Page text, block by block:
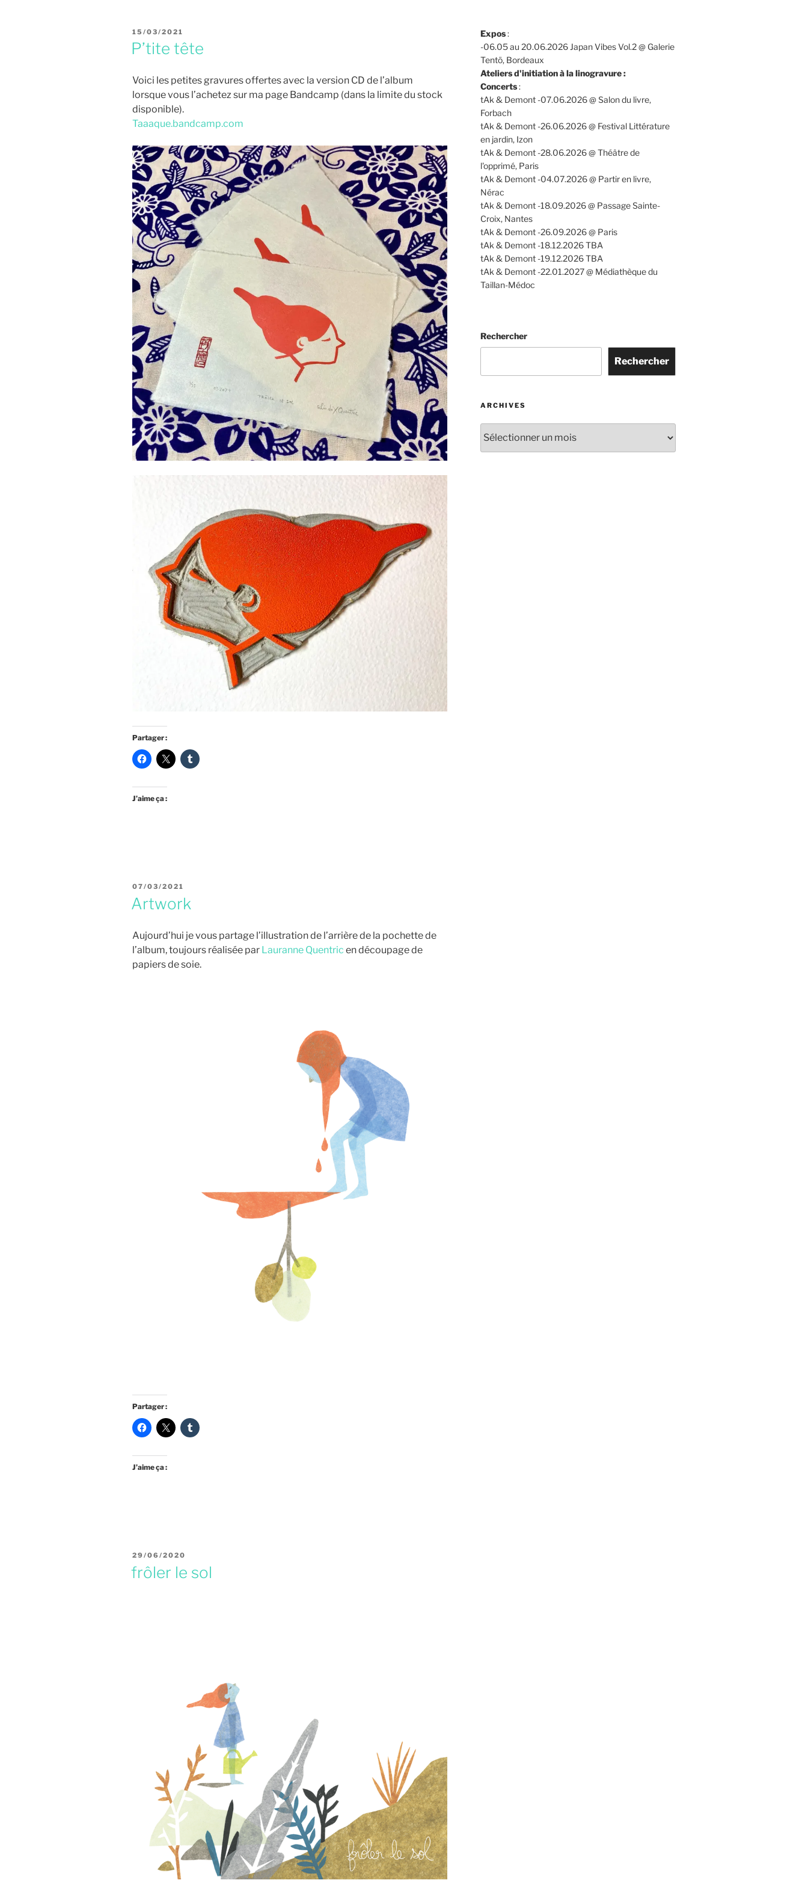
PUBLIÉ
LE
15/03/2021
P’tite tête
Voici les petites gravures offertes avec la version CD de l’album
lorsque vous l’achetez sur ma page Bandcamp (dans la limite du stock
disponible).
Taaaque.bandcamp.com
Partager :
J’aime ça :
PUBLIÉ
LE
07/03/2021
Artwork
Aujourd’hui je vous partage l’illustration de l’arrière de la pochette de
l’album, toujours réalisée par Lauranne Quentric en découpage de
papiers de soie.
Partager :
J’aime ça :
PUBLIÉ
LE
29/06/2020
frôler le sol
Expos:
-06.05 au 20.06.2026 Japan Vibes Vol.2 @ Galerie
Tentö, Bordeaux
Ateliers d'initiation à la linogravure :
Concerts:
tAk & Demont -07.06.2026 @ Salon du livre,
Forbach
tAk & Demont -26.06.2026 @ Festival Littérature
en jardin, Izon
tAk & Demont -28.06.2026 @ Théâtre de
l'opprimé, Paris
tAk & Demont -04.07.2026 @ Partir en livre,
Nérac
tAk & Demont -18.09.2026 @ Passage Sainte-
Croix, Nantes
tAk & Demont -26.09.2026 @ Paris
tAk & Demont -18.12.2026 TBA
tAk & Demont -19.12.2026 TBA
tAk & Demont -22.01.2027 @ Médiathèque du
Taillan-Médoc
Rechercher
Rechercher
ARCHIVES